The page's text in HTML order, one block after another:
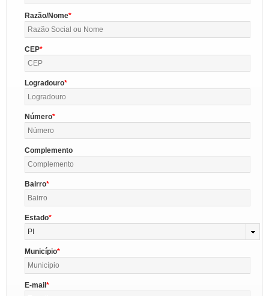
Razão/Nome
CEP
Logradouro
Número
Complemento
Bairro
Estado
PI
Município
E-mail